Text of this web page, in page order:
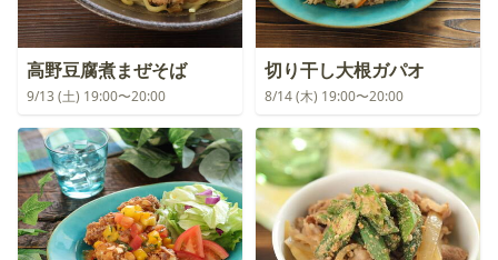
高野豆腐煮まぜそば
9/13 (土) 19:00〜20:00
切り干し大根ガパオ
8/14 (木) 19:00〜20:00